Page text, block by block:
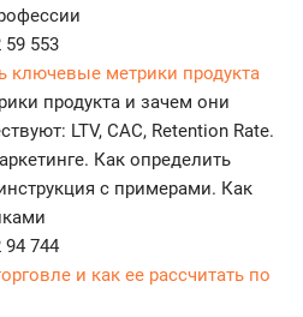
59 553
ключевые метрики продукта
продукта и зачем они
LTV, CAC, Retention Rate.
Как определить
с примерами. Как
94 744
и как ее рассчитать по